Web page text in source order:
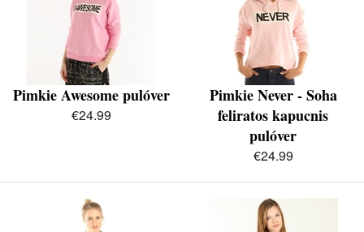
Pimkie Awesome pulóver
€24.99
Pimkie Never - Soha
feliratos kapucnis
pulóver
€24.99